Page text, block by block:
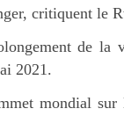
critiquent le
de la
2021.
mondial